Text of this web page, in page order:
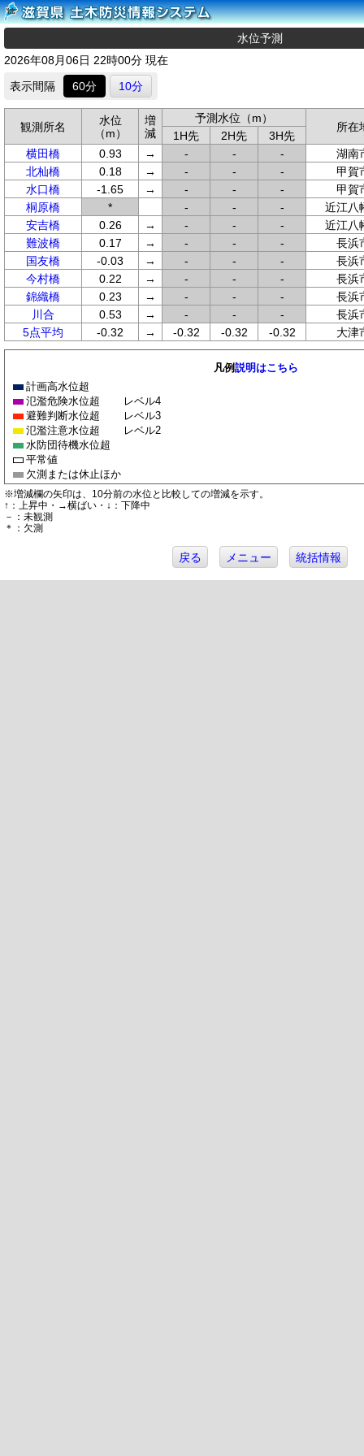
水位予測
2026年08月06日 22時00分 現在
表示間隔
60分 10分
観測所名
水位
（m）
増
減
予測水位（m）
所在
1H先 2H先
3H先
横田橋
0.93 → - - -
湖南
北杣橋
0.18 → - - -
甲賀
水口橋
-1.65 → - - -
甲賀
桐原橋
* - - -
近江八
安吉橋
0.26 → - - -
近江八
難波橋
0.17 → - - -
長浜
国友橋
-0.03 → - - -
長浜
今村橋
0.22 → - - -
長浜
錦織橋
0.23 → - - -
長浜
川合
0.53 → - - -
長浜
5点平均
-0.32 → -0.32 -0.32 -0.32 大津
凡例説明はこちら
計画高水位超
氾濫危険水位超
レベル4
避難判断水位超
レベル3
氾濫注意水位超
レベル2
水防団待機水位超
平常値
欠測または休止ほか
※増減欄の矢印は、10分前の水位と比較しての増減を示す。
↑：上昇中・→横ばい・↓：下降中
－：未観測
＊：欠測
戻る メニュー 統括情報